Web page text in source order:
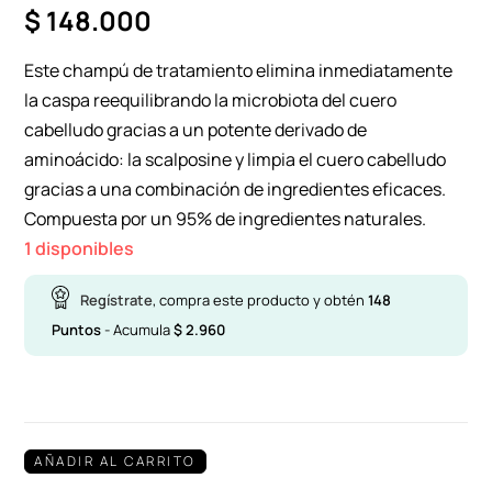
$ 148.000
Este champú de tratamiento elimina inmediatamente
la caspa reequilibrando la microbiota del cuero
cabelludo gracias a un potente derivado de
aminoácido: la scalposine y limpia el cuero cabelludo
gracias a una combinación de ingredientes eficaces.
Compuesta por un 95% de ingredientes naturales.
1 disponibles
Regístrate, compra este producto y obtén148
Puntos- Acumula$2.960
AÑADIR AL CARRITO